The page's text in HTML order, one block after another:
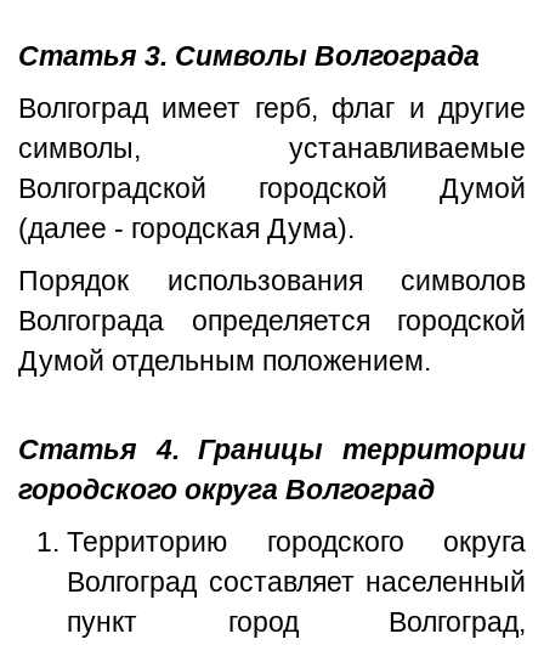
Статья 3. Символы Волгограда
Волгоград имеет герб, флаг и другие
символы, устанавливаемые
Волгоградской городской Думой
(далее - городская Дума).
Порядок использования символов
Волгограда определяется городской
Думой отдельным положением.
Статья 4. Границы территории
городского округа Волгоград
Территорию городского округа
Волгоград составляет населенный
пункт город Волгоград,